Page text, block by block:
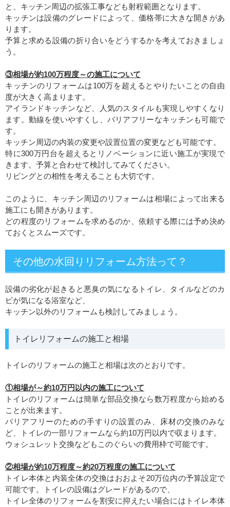
と、キッチン周辺の拡張工事なども射程範囲となります。
キッチンは設備のグレードによって、価格帯に大きな開きがあ
ります。
予算と求める設備の折り合いをどうするかを考えておきましょ
う。
③相場が約100万程度～の施工について
キッチンのリフォームは100万を超えるとやりたいことの自由
度が大きく高まります。
アイランドキッチンなど、人気のスタイルも実現しやすくなり
ます。動線を使いやすくし、バリアフリーなキッチンも可能で
す。
キッチン周辺の内装の変更や設置位置の変更なども可能です。
特に300万円台を超えるとリノベーションに近い施工が実現で
きます。予算と合わせて検討してみてください。
リビングとの相性を考えることも大切です。
このように、キッチン周辺のリフォームは相場によって出来る
施工にも開きがあります。
どの程度のリフォームを求めるのか、依頼する際には予め決め
ておくとスムーズです。
その他の水回りリフォーム方法って？
設備の劣化が起きると悪臭の気になるトイレ、タイルなどのカ
ビが気になる浴室など、
キッチン以外のリフォームも検討してみましょう。
トイレリフォームの施工と相場
トイレのリフォームの施工と相場は次のとおりです。
①相場が～約10万円以内の施工について
トイレのリフォームは簡単な部品交換なら数万程度から始める
ことが出来ます。
バリアフリーのための手すりの設置のみ、床材の交換のみな
ど、トイレの一部リフォームなら約10万円以内で収まります。
ウォシュレット交換などもこのぐらいの費用枠で可能です。
②相場が約10万程度～約20万程度の施工について
トイレ本体と内装全体の交換はおおよそ20万位内の予算設定で
可能です。トイレの設備はグレードがあるので、
トイレ全体のリフォームを割安に抑えたい場合にはトイレ本体